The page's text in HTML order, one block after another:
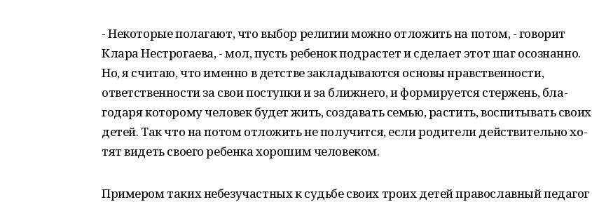
- Некоторые полагают, что выбор религии можно отложить на потом, - говорит
Клара Не­строгаева, - мол, пусть ребенок подрастет и сде­лает этот шаг осознанно.
Но, я считаю, что имен­но в детстве закладываются основы нравствен­ности,
ответственности за свои поступки и за ближнего, и формируется стержень, бла­
годаря которому человек будет жить, соз­давать семью, растить, воспитывать сво­их
детей. Так что на потом отложить не по­лучится, если родители действительно хо­
тят видеть своего ребенка хорошим чело­веком.
Примером таких небезучастных к судьбе своих троих детей православ­ный педагог